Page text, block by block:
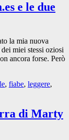
e le due
la mia nuova
miei stessi oziosi
ancora forse. Però
, fiabe, leggere,
di Marty